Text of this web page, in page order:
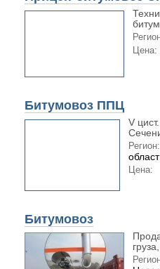
Цена:
Битумовоз ППЦ
V
Регион:
Цена:
Битумовоз